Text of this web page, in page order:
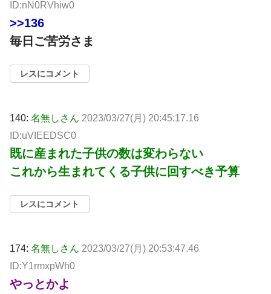
ID:nN0RVhiw0
>>136
毎日ご苦労さま
レスにコメント
140: 名無しさん 2023/03/27(月) 20:45:17.16
ID:uVIEEDSC0
既に産まれた子供の数は変わらない
これから生まれてくる子供に回すべき予算
レスにコメント
174: 名無しさん 2023/03/27(月) 20:53:47.46
ID:Y1rmxpWh0
やっとかよ